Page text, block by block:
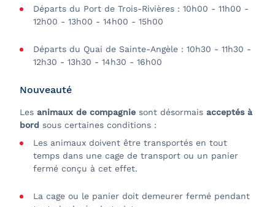
Départs du Port de Trois-Rivières : 10h00 - 11h00 -
12h00 - 13h00 - 14h00 - 15h00
Départs du Quai de Sainte-Angèle : 10h30 - 11h30 -
12h30 - 13h30 - 14h30 - 16h00
Nouveauté
Les animaux de compagnie sont désormais acceptés à
bord sous certaines conditions :
Les animaux doivent être transportés en tout
temps dans une cage de transport ou un panier
fermé conçu à cet effet.
La cage ou le panier doit demeurer fermé pendant